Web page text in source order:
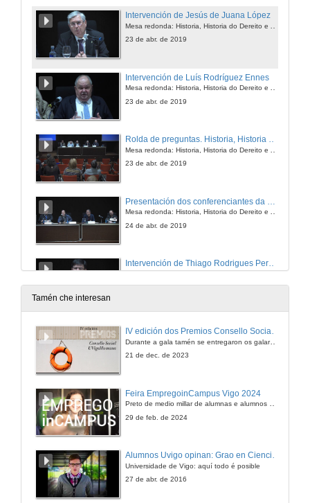
Intervención de Jesús de Juana López
23 de abr. de 2019
Intervención de Luís Rodríguez Ennes
Mesa redonda: Historia, Historia do Dereito e América do Sur
23 de abr. de 2019
Rolda de preguntas. Historia, Historia do Dereito e América do Sur
23 de abr. de 2019
Mesa redonda: Historia, Historia do Dereito e América do Sur
24 de abr. de 2019
Intervención de Thiago Rodrigues Pereira
Mesa redonda: Capitalismo global, institucións e desenvolvemento sostible
24 de abr. de 2019
Tamén che interesan
IV edición dos Premios Consello Social UVigo Humana
Durante a gala tamén se entregaron os galardóns aos mellores TFG e TFM en materia de Axenda 2030
21 de dec. de 2023
Feira EmpregoinCampus Vigo 2024
Preto de medio millar de alumnas e alumnos buscan coñecer máis de preto as oportunidades que lles achegan as arredor de medio cento de empresas que participan na edición viguesa da feira. Xunto coa visita aos stands, durante a feria desenvólvense varias actividades complementarias, como obradoiros, conversas, mesas redondas ou o pasaporte de empregabilidade, un espazo no que poderán recibir asesoramento sobre o seu CV.
29 de feb. de 2024
Alumnos Uvigo opinan: Grao en Ciencias da Linguaxe e Estudos Literarios
Universidade de Vigo: aquí todo é posible
27 de abr. de 2016